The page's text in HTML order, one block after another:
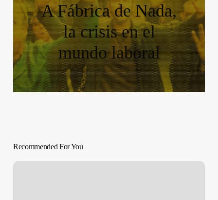
A Fábrica de Nada,
la crisis en el
mundo laboral
Recommended For You
American